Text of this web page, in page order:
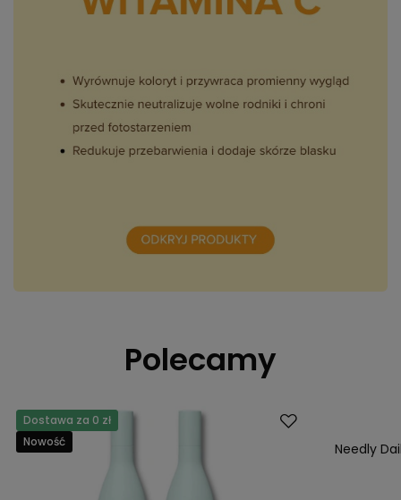
Polecamy
Dostawa za 0 zł
Nowość
Nasz
Needly